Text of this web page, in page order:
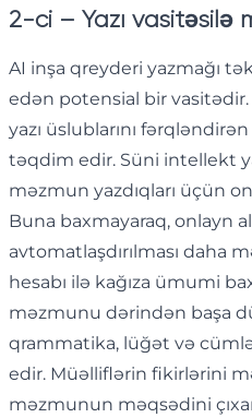
2-ci – Yazı vasitəsilə
AI inşa qreyderi yazmağı
edən potensial bir
yazı üslublarını
təqdim edir. Süni intellekt
məzmun yazdıqları üçün
Buna baxmayaraq, onlayn
avtomatlaşdırılması daha
hesabı ilə kağıza ümumi
məzmunu dərindən başa
qrammatika, lüğət və
edir. Müəlliflərin fikirlərini
məzmunun məqsədini